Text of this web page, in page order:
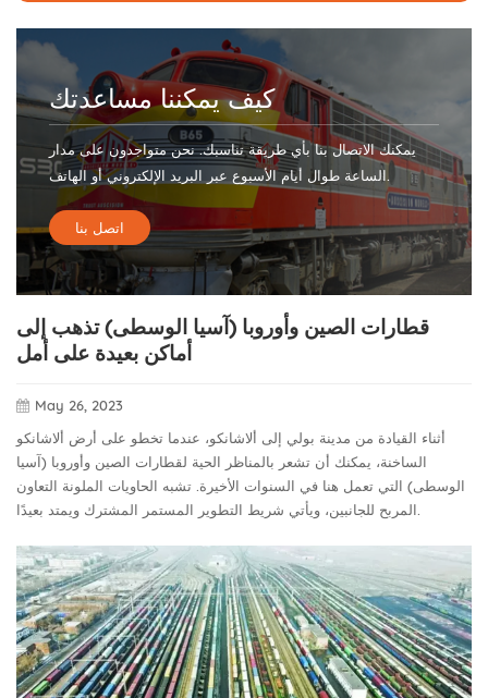
كيف يمكننا مساعدتك
يمكنك الاتصال بنا بأي طريقة تناسبك. نحن متواجدون على مدار
الساعة طوال أيام الأسبوع عبر البريد الإلكتروني أو الهاتف.
اتصل بنا
قطارات الصين وأوروبا (آسيا الوسطى) تذهب إلى
أماكن بعيدة على أمل
May 26, 2023
أثناء القيادة من مدينة بولي إلى ألاشانكو، عندما تخطو على أرض ألاشانكو
الساخنة، يمكنك أن تشعر بالمناظر الحية لقطارات الصين وأوروبا (آسيا
الوسطى) التي تعمل هنا في السنوات الأخيرة. تشبه الحاويات الملونة التعاون